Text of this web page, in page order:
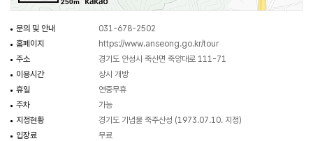
사당이 설치되어 있다. 임진왜란 기간인 조선 선조 26년(1593)에는 황희
물리치기도 하였다.
임진왜란 이후에는 죽주산성의 방어력을 높이고자 중성 내부의 높은 지점에는
내성을 쌓아 최종적으로 3중성이 되었다. 이러한 중복된 산성의 구조뿐만
아니라 성벽을 쌓은 방식도 중요한 의미가 있다. 조선시대에는 모두 4개의 문이
설치되었고, 남벽의 양 끝에는 각각 1개의 치성이 설치되어 있다. 치성은 돌로
하단부를 60도 정도 경사지게 쌓아 올렸는데, 임진왜란을 겪으면서 일본이
한반도 남부지역에 쌓은 왜성의 축조기법을 적용한 결과이다. 또한 중성에는
문의 및 안내
031-678-2502
홈페이지
https://www.anseong.go.kr/tour
주소
경기도 안성시 죽산면 죽양대로 111-71
이용시간
상시 개방
휴일
연중무휴
주차
가능
지정현황
경기도 기념물 죽주산성 (1973.07.10. 지정)
입장료
무료